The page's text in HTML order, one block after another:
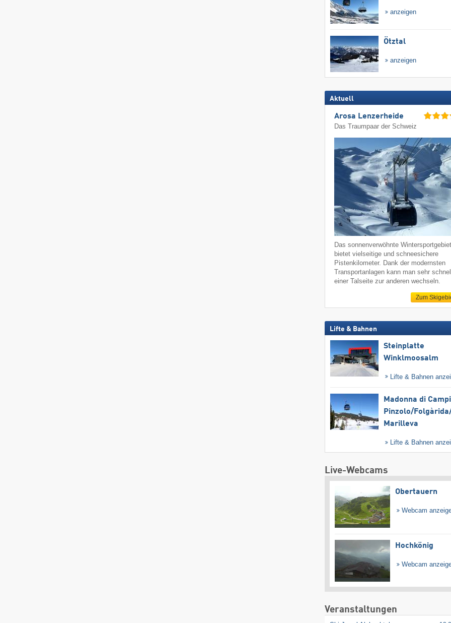
anzeigen
Ötztal
anzeigen
Aktuell
Arosa Lenzerheide
Das Traumpaar der Schweiz
Das sonnenverwöhnte
bietet vielseitige und schneesichere
Pistenkilometer. Dank der modernsten
Transportanlagen kann man sehr
einer Talseite zur anderen wechseln.
Zum
Lifte & Bahnen
Steinplatte
Winklmoosalm
Lifte & Bahnen
Madonna di
Pinzolo/​
Marilleva
Lifte & Bahnen
Live-Webcams
Obertauern
Webcam
Hochkönig
Webcam
Veranstaltungen